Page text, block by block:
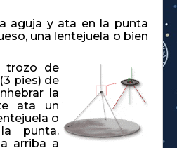
aguja y ata en la punta
una lentejuela o bien
trozo de
pies) de
la
ata un
o
punta.
arriba a